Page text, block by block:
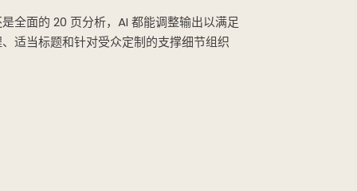
全面的 20 页分析，AI 都能调整输出以满足
适当标题和针对受众定制的支撑细节组织